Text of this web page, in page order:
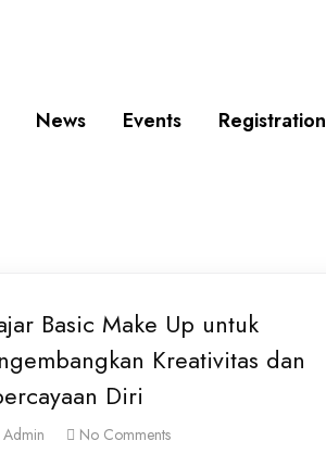
News Events Registration
Basic Make Up untuk
Kreativitas dan
Diri
No Comments